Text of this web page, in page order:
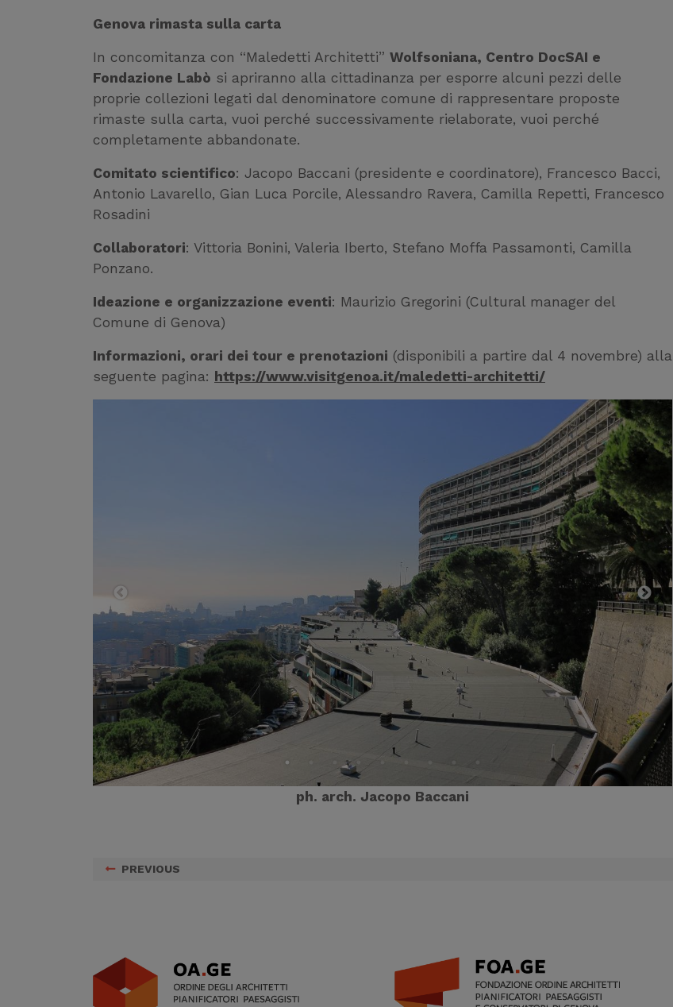
Genova rimasta sulla carta
In concomitanza con “Maledetti Architetti” Wolfsoniana, Centro DocSAI e
Fondazione Labò si apriranno alla cittadinanza per esporre alcuni pezzi delle
proprie collezioni legati dal denominatore comune di rappresentare proposte
rimaste sulla carta, vuoi perché successivamente rielaborate, vuoi perché
completamente abbandonate.
Comitato scientifico: Jacopo Baccani (presidente e coordinatore), Francesco Bacci,
Antonio Lavarello, Gian Luca Porcile, Alessandro Ravera, Camilla Repetti, Francesco
Rosadini
Collaboratori: Vittoria Bonini, Valeria Iberto, Stefano Moffa Passamonti, Camilla
Ponzano.
Ideazione e organizzazione eventi: Maurizio Gregorini (Cultural manager del
Comune di Genova)
Informazioni, orari dei tour e prenotazioni (disponibili a partire dal 4 novembre) alla
seguente pagina: https://www.visitgenoa.it/maledetti-architetti/
ph. arch. Jacopo Baccani
PREVIOUS